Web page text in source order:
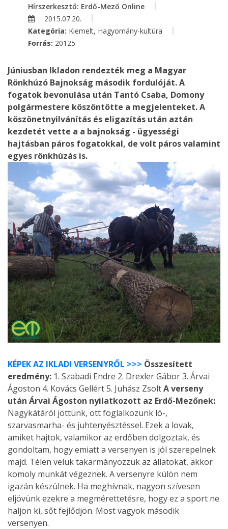
Hírszerkesztő: Erdő-Mező Online
2015.07.20.
Kategória: Kiemelt, Hagyomány-kultúra
Forrás: 20125
Júniusban Ikladon rendezték meg a Magyar
Rönkhúzó Bajnokság második fordulóját. A
fogatok bevonulása után Tantó Csaba, Domony
polgármestere köszöntötte a megjelenteket. A
köszönetnyilvánítás és eligazítás után aztán
kezdetét vette a a bajnokság - ügyességi
hajtásban páros fogatokkal, de volt páros valamint
egyes rönkhúzás is.
KÉPEK AZ IKLADI VERSENYRŐL >>> Összesített
eredmény: 1. Szabadi Endre 2. Drexler Gábor 3. Árvai
Ágoston 4. Kovács Gellért 5. Juhász ZsoltA verseny
után Árvai Ágoston nyilatkozott az Erdő-Mezőnek:
Nagykátáról jöttünk, ott foglalkozunk ló-,
szarvasmarha- és juhtenyésztéssel. Ezek a lovak,
amiket hajtok, valamikor az erdőben dolgoztak, és
gondoltam, hogy emiatt a versenyen is jól szerepelnek
majd. Télen velük takarmányozzuk az állatokat, akkor
komoly munkát végeznek. A versenyre külön nem
igazán készülnek. Ha meghívnak, nagyon szívesen
eljövünk ezekre a megmérettetésre, hogy ez a sport ne
haljon ki, sőt fejlődjön. Most vagyok második
versenyen.